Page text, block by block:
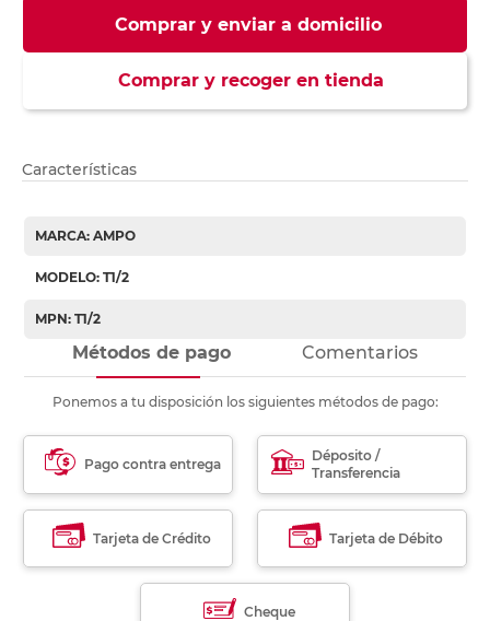
Comprar y enviar a domicilio
Comprar y recoger en tienda
Características
MARCA: AMPO
MODELO: T1/2
MPN: T1/2
Métodos de pago Comentarios
Ponemos a tu disposición los siguientes métodos de pago:
Pago contra entrega
Déposito /
Transferencia
Tarjeta de Crédito Tarjeta de Débito
Cheque